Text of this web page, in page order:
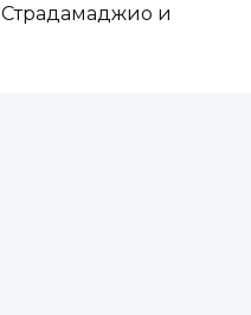
Страдамаджио и